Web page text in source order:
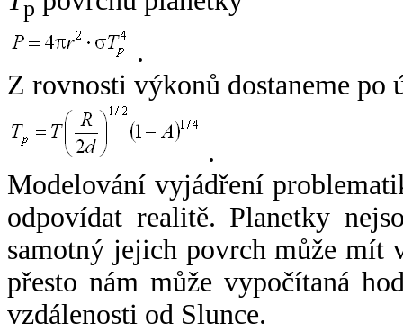
p
.
Z rovnosti výkonů dostaneme po
.
Modelování vyjádření
odpovídat realitě. Planetky
samotný jejich povrch může mít
přesto nám může vypočítaná
vzdálenosti od Slunce.